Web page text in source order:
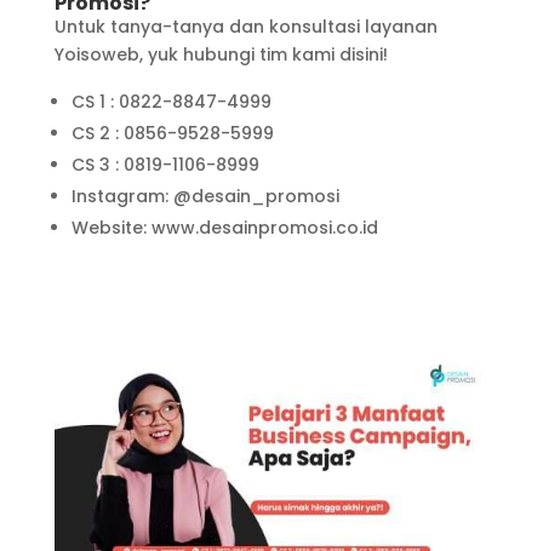
Untuk tanya-tanya dan konsultasi layanan
Yoisoweb, yuk hubungi tim kami disini!
CS 1 : 0822-8847-4999
CS 2 : 0856-9528-5999
CS 3 : 0819-1106-8999
Instagram: @desain_promosi
Website: www.desainpromosi.co.id